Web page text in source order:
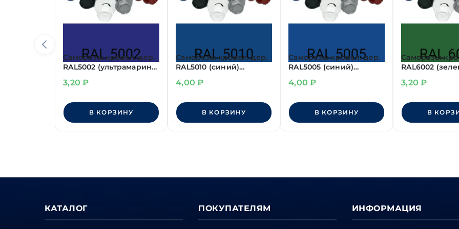
Саморезы кровел. дер.
RAL5002 (ультрамарин)
3,20₽
В КОРЗИНУ
Саморезы кровел. дер.
RAL5010 (синий)
4,00₽
В КОРЗИНУ
Саморезы кровел. дер.
RAL5005 (синий)
4,00₽
В КОРЗИНУ
Саморезы
RAL6002
3,20₽
В
КАТАЛОГ ПОКУПАТЕЛЯМ ИНФОРМАЦИЯ